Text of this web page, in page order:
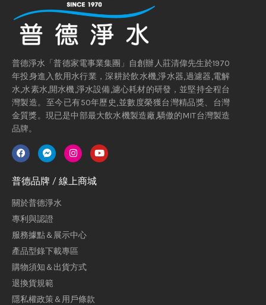
普德淨水「普德家電事業集團」自創辦人莊清偉先生於1970
年投身進入飲用水行業，深耕於飲水機,淨水器,過濾器,電解
水,水素水,開水機,淨水設備,濾心耗材的研發，並堅持全程台
灣製造。至今已有50年歷史,並數度榮獲台灣精品獎、台灣
金質獎。現已是中部最大飲水機製造廠,驕傲的MIT台灣製造
品牌。
普德品牌 / 線上商城
關於普德淨水
專利與認證
服務據點＆展示中心
產品型錄下載專區
購物須知＆出貨方式
退換貨規範
隱私權政策＆用戶條款